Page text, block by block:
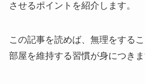
させるポイントを紹介します。
この記事を読めば、無理をする
部屋を維持する習慣が身につきま